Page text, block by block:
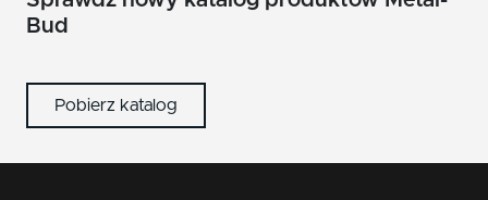
Bud
Pobierz katalog